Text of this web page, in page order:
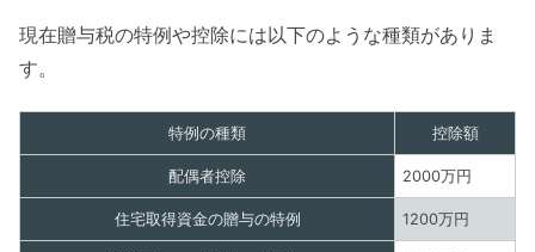
現在贈与税の特例や控除には以下のような種類がありま
す。
特例の種類 控除額
配偶者控除 2000万円
住宅取得資金の贈与の特例 1200万円